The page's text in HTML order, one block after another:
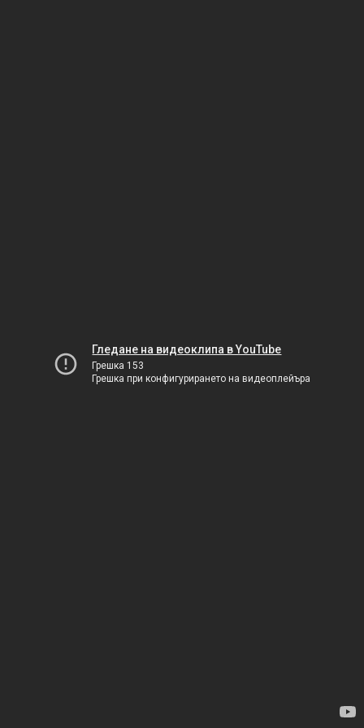
Гледане на видеоклипа в YouTube
Грешка 153
Грешка при конфигурирането на видеоплейъра